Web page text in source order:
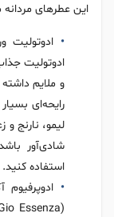
این عطرهای مردانه
ادوتولیت
و ملایم
رایحه‌ای
لیمو، نارنج
شادی‌آور
استفاده کنید.